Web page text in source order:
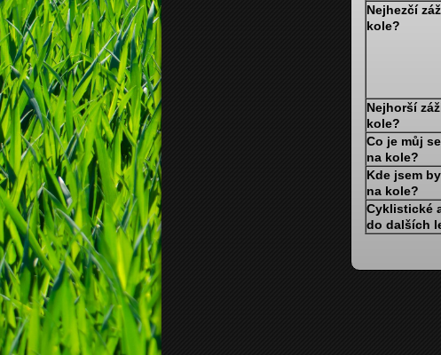
Nejhezčí
kole?
Nejhorší
kole?
Co je můj
na kole?
Kde jsem
na kole?
Cyklistické
do dalších